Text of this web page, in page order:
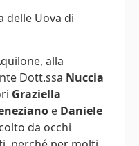
delle Uova di
alla
Dott.ssa Nuccia
Graziella
e Daniele
da occhi